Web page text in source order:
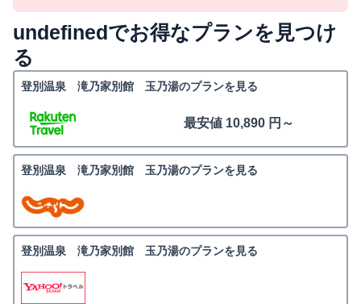
undefinedでお得なプランを見つけ
る
登別温泉 滝乃家別館 玉乃湯のプランを見る
最安値 10,890 円～
登別温泉 滝乃家別館 玉乃湯のプランを見る
登別温泉 滝乃家別館 玉乃湯のプランを見る